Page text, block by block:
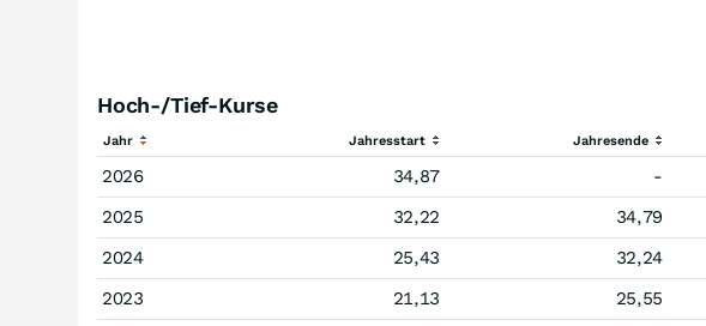
Hoch-/Tief-Kurse
Jahr Jahresstart Jahresende
2026 34,87 -
2025
32,22 34,79
2024
25,43 32,24
2023
21,13 25,55